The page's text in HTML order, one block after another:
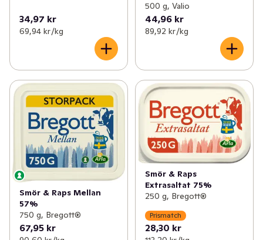
34,97 kr
69,94 kr /kg
500 g, Valio
44,96 kr
89,92 kr /kg
Smör & Raps Mellan
57%
750 g, Bregott®
67,95 kr
Smör & Raps
Extrasaltat 75%
250 g, Bregott®
Prismatch
28,30 kr